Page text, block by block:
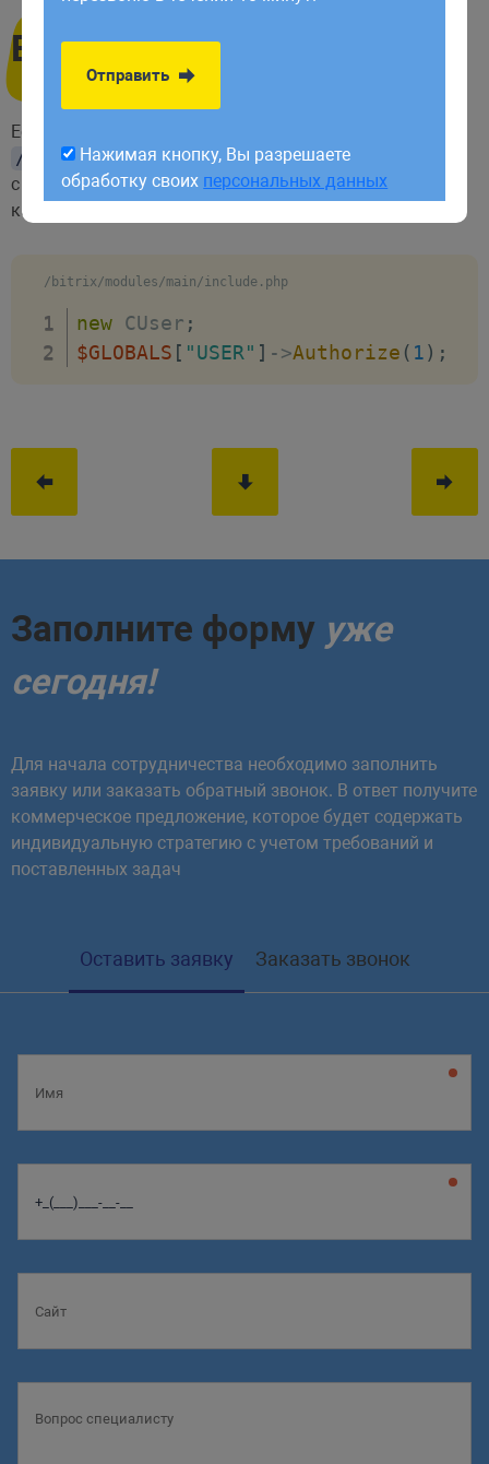
Вход через ядро
Если первый способ не помогает, нужно в файле
/bitrix/modules/main/include.php добавить строку
с кодом $GLOBALS["USER"]->Authorize(1); после
каждого
/bitrix/modules/main/include.php
new CUser ;
$GLOBALS [ "USER" ] ->Authorize ( 1) ;
Заполните форму уже
сегодня!
Для начала сотрудничества необходимо заполнить
заявку или заказать обратный звонок. В ответ получите
коммерческое предложение, которое будет содержать
индивидуальную стратегию с учетом требований и
поставленных задач
Оставить заявку Заказать звонок
обработку своихперсональных данных
Отправить
Нажимая кнопку, Вы разрешаете
обработку своих персональных данных